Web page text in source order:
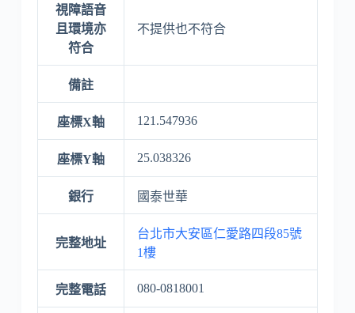
視障語音
且環境亦
符合
不提供也不符合
備註
座標X軸 121.547936
座標Y軸 25.038326
銀行 國泰世華
完整地址
台北市大安區仁愛路四段85號
1樓
完整電話 080-0818001